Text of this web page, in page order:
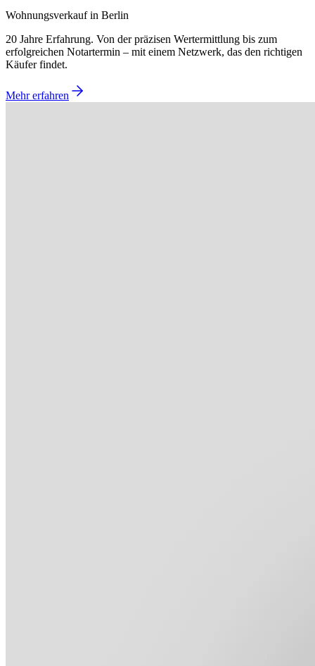
Wohnungsverkauf in Berlin
20 Jahre Erfahrung. Von der präzisen Wertermittlung bis zum
erfolgreichen Notartermin – mit einem Netzwerk, das den richtigen
Käufer findet.
Mehr erfahren